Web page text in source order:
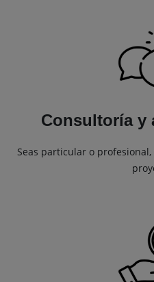
Consultoría y
Seas particular o